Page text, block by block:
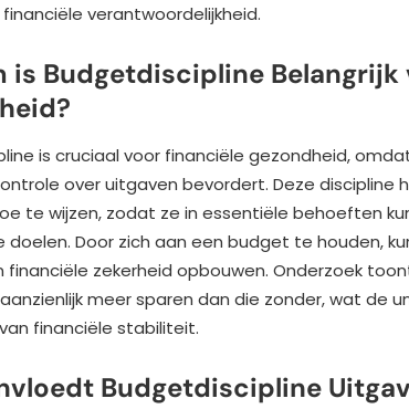
verantwoordelijkheid.
is Budgetdiscipline Belangrijk
is cruciaal voor financiële gezondheid,
over uitgaven bevordert. Deze discipline
te wijzen, zodat ze in essentiële behoeften
Door zich aan een budget te houden,
financiële zekerheid opbouwen. Onderzoek
meer sparen dan die zonder, wat de
financiële stabiliteit.
Budgetdiscipline